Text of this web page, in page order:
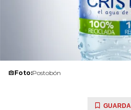
Foto:Postobón